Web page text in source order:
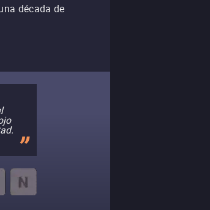
década de